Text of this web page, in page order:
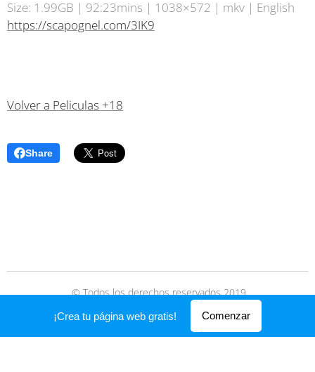
Size: 1.99GB | 92:23mins | 1038×572 | mkv | English
https://scapognel.com/3IK9
Volver a Peliculas +18
Share
© Todos los derechos reservados 2019
Creado conWebnode
¡Crea tu página web gratis! Comenzar